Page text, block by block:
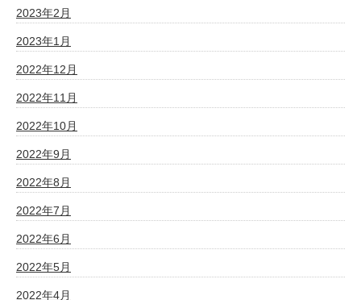
2023年2月
2023年1月
2022年12月
2022年11月
2022年10月
2022年9月
2022年8月
2022年7月
2022年6月
2022年5月
2022年4月